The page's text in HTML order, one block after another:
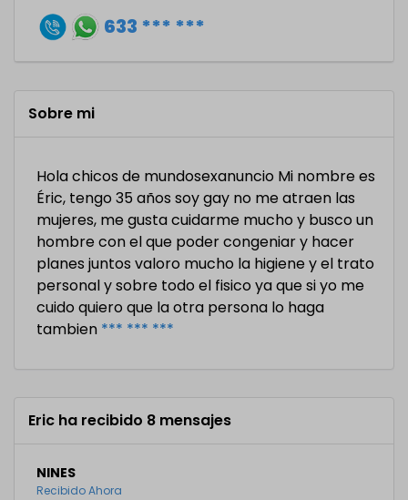
633 *** ***
Sobre mi
Hola chicos de mundosexanuncio Mi nombre es
Éric, tengo 35 años soy gay no me atraen las
mujeres, me gusta cuidarme mucho y busco un
hombre con el que poder congeniar y hacer
planes juntos valoro mucho la higiene y el trato
personal y sobre todo el fisico ya que si yo me
cuido quiero que la otra persona lo haga
tambien *** *** ***
Eric ha recibido 8 mensajes
NINES
Recibido Ahora